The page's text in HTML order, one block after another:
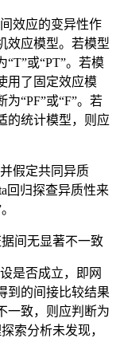
效应的变异性作
效应模型。若模型
或“PT”。若模
用了固定效应模
“PF”或“F”。若
的统计模型，则应
假定共同异质
回归探查异质性来
间无显著不一致
是否成立，即网
到的间接比较结果
一致，则应判断为
索分析未发现，